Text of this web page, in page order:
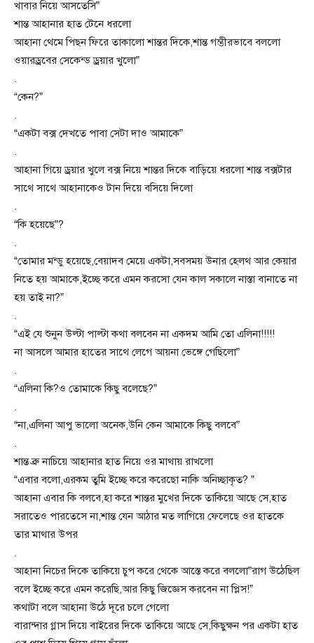
খাবার নিয়ে আসতেসি”
শান্ত আহানার হাত টেনে ধরলো
আহানা থেমে পিছন ফিরে তাকালো শান্তর দিকে,শান্ত গম্ভীরভাবে বললো
ওয়ারড্রবের সেকেন্ড ড্রয়ার খুলো”
.
“কেন?”
.
“একটা বক্স দেখতে পাবা সেটা দাও আমাকে”
.
আহানা গিয়ে ড্রয়ার খুলে বক্স নিয়ে শান্তর দিকে বাড়িয়ে ধরলো শান্ত বক্সটার
সাথে সাথে আহানাকেও টান দিয়ে বসিয়ে দিলো
.
“কি হয়েছে”?
.
“তোমার মন্ডু হয়েছে,বেয়াদব মেয়ে একটা,সবসময় উনার হেলথ আর কেয়ার
নিতে হয় আমাকে,ইচ্ছে করে এমন করসো যেন কাল সকালে নাস্তা বানাতে না
হয় তাই না?”
.
“এই যে শুনুন উল্টা পাল্টা কথা বলবেন না একদম আমি তো এলিনা!!!!!
না আসলে আমার হাতের সাথে লেগে আয়না ভেঙ্গে গেছিলো”
.
“এলিনা কি?ও তোমাকে কিছু বলেছে?”
.
“না,এলিনা আপু ভালো অনেক,উনি কেন আমাকে কিছু বলবে”
.
শান্ত ব্রু নাচিয়ে আহানার হাত নিয়ে ওর মাথায় রাখলো
“এবার বলো,এরকম তুমি ইচ্ছে করে করেছো নাকি অনিচ্ছাকৃত? ”
আহানা এবার কি বলবে,হা করে শান্তর মুখের দিকে তাকিয়ে আছে সে,হাত
সরাতেও পারতেসে না,শান্ত যেন আঠার মত লাগিয়ে ফেলেছে ওর হাতকে
তার মাথার উপর
.
আহানা নিচের দিকে তাকিয়ে চুপ করে থেকে আস্তে করে বললো”রাগ উঠেছিল
বলে ইচ্ছে করে এমন করেছি,আর কিছু জিজ্ঞেস করবেন না প্লিস!”
কথাটা বলে আহানা উঠে দূরে চলে গেলো
বারান্দার গ্লাস দিয়ে বাইরের দিকে তাকিয়ে আছে সে,কিছুক্ষন পর একটা হাত